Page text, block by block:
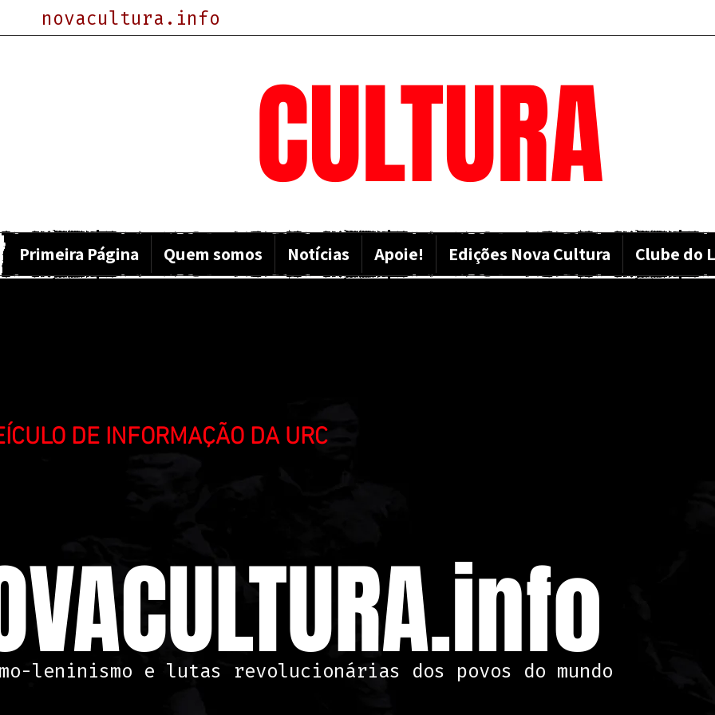
novacultura.info
CULTURA
Primeira Página Quem somos Notícias Apoie! Edições Nova Cultura Clube do
DE INFORMAÇÃO DA URC
leninismo e lutas revolucionárias dos povos do mundo